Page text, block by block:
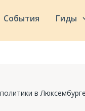
События Гиды
в